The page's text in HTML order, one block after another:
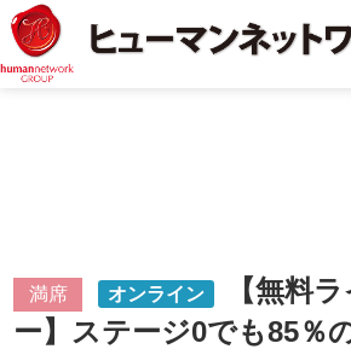
満席 オンライン
【無料
ー】ステージ0でも85％